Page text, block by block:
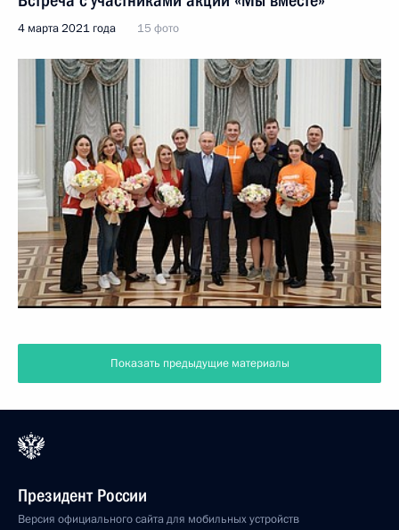
4 марта 2021 года 15 фото
Показать предыдущие материалы
Президент России
Версия официального сайта для мобильных устройств